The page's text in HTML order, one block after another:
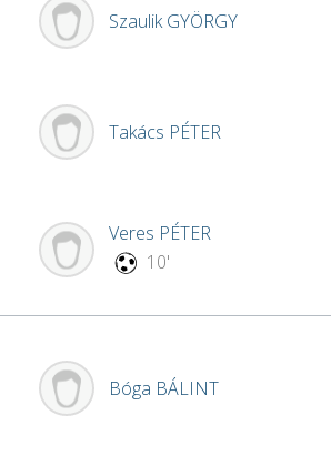
SzaulikGYÖRGY
Takács PÉTER
Veres PÉTER
10'
Bóga BÁLINT